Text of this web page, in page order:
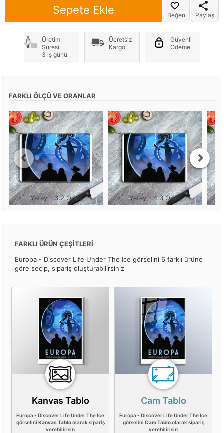
Sepete Ekle Beğen Paylaş
Üretim
Süresi
3 iş günü
Ücretsiz
Kargo
Güvenli
Ödeme
FARKLI ÖLÇÜ VE ORANLAR
Yatay - 3:2 Oran Yatay - 4:3 Oran
FARKLI ÜRÜN ÇEŞİTLERİ
Europa - Discover Life Under The Ice görselini 6 farklı ürüne
göre seçip, sipariş oluşturabilirsiniz
Kanvas Tablo
Europa - Discover Life Under The Ice
görselini Kanvas Tabloolarak sipariş
verebilirisin
Cam Tablo
Europa - Discover Life Under The Ice
görselini Cam Tabloolarak sipariş
verebilirisin